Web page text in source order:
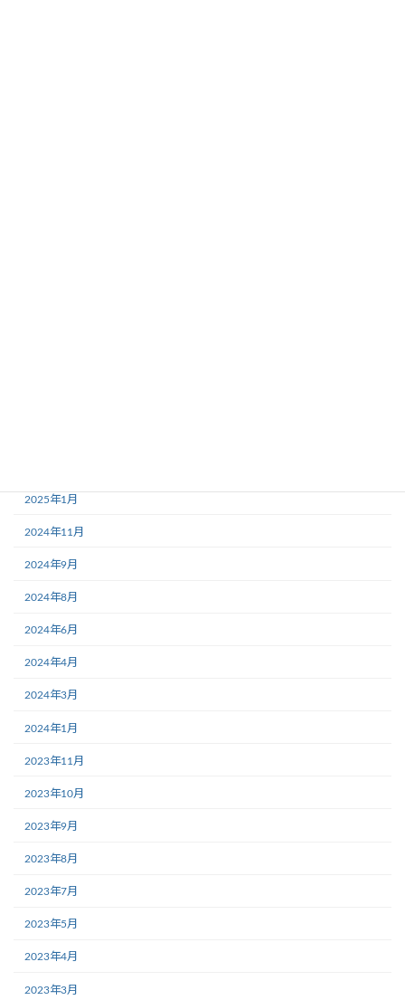
2025年1月
2024年11月
2024年9月
2024年8月
2024年6月
2024年4月
2024年3月
2024年1月
2023年11月
2023年10月
2023年9月
2023年8月
2023年7月
2023年5月
2023年4月
2023年3月